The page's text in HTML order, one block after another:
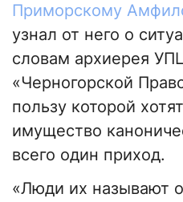
Приморскому
узнал от него о
словам архиерея
«Черногорской
пользу которой
имущество
всего один приход.
«Люди их называют